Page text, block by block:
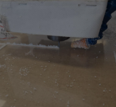
84,00 zł
Najniższa